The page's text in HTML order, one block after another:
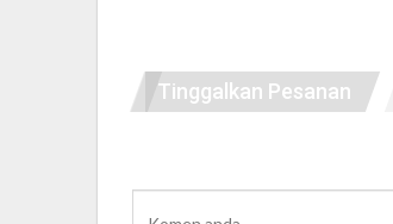
Tinggalkan Pesanan